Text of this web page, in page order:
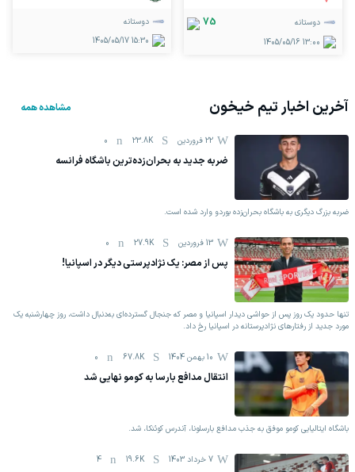
دوستانه 75
1405/05/16 13:00
دوستانه
1405/05/17 15:30
آخرین اخبار تیم خیخون مشاهده همه
22 فروردين 23.8K
0
ضربه جدید به بحران‌زده‌ترین باشگاه فرانسه
ضربه بزرگ دیگری به باشگاه بحران‌زده بوردو وارد شده است.
13 فروردين 27.9K
0
پس از مصر: یک نژادپرستی دیگر در اسپانیا!
تنها حدود یک روز پس از حواشی دیدار اسپانیا و مصر که جنجال گسترده‌ای به‌دنبال داشت، روز چهارشنبه یک
مورد جدید از رفتارهای نژادپرستانه در اسپانیا رخ داد.
10 بهمن 1404 67.8K
0
انتقال مدافع بارسا به کومو نهایی شد
باشگاه ایتالیایی کومو موفق به جذب مدافع بارسلونا، آندرس کوئنکا، شد.
7 خرداد 1403 19.6K
4